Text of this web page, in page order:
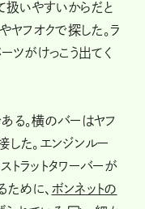
扱いやすいからだと
ヤフオクで探した。ラ
ツがけっこう出てく
る。横のバーはヤフ
た。エンジンルー
ラットタワーバーが
ために、 ボンネットの